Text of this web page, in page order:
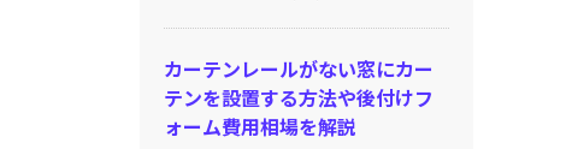
カーテンレールがない窓にカー
テンを設置する方法や後付けフ
ォーム費用相場を解説